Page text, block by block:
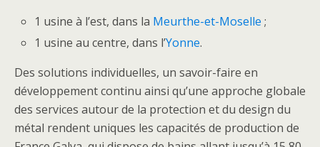
1 usine à l’est, dans la Meurthe-et-Moselle ;
1 usine au centre, dans l’Yonne.
Des solutions individuelles, un savoir-faire en
développement continu ainsi qu’une approche globale
des services autour de la protection et du design du
métal rendent uniques les capacités de production de